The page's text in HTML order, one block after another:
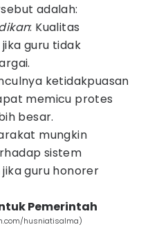
adalah:
: Kualitas
guru tidak
ketidakpuasan
memicu protes
besar.
mungkin
sistem
guru honorer
Pemerintah
husniatisalma)